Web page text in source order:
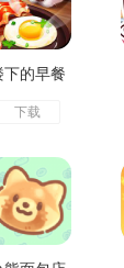
下的早餐
版
下载